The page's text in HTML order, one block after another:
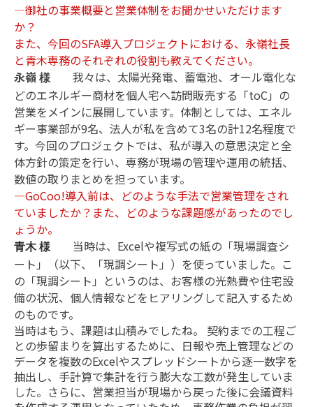
―御社の事業概要と営業体制をお聞かせいただけます
か？
また、今回のSFA導入プロジェクトにおける、 永嶺社長
と青木専務のそれぞれの役割も教えてください。
永嶺 様
我々は、太陽光発電、蓄電池、オール電化な
どのエネルギー商材を個人宅へ訪問販売する「toC」の
営業をメインに展開しています。体制としては、エネル
ギー事業部が9名、法人が私を含めて3名の計12名程度で
す。今回のプロジェクトでは、私が導入の意思決定と全
体方針の策定を行い、専務が現場の管理や運用の統括、
数値の取りまとめを担っています。
―GoCoo!導入前は、どのような手法で営業管理をされ
ていましたか？また、どのような課題感があったのでし
ょうか。
青木 様 当時は、Excelや複写式の紙の「現場調査シ
ート」（以下、「現調シート」）を使っていました。こ
の「現調シート」というのは、お客様の光熱費や住宅設
備の状況、個人情報などをヒアリングして記入するため
のものです。
当時はもう、課題は山積みでしたね。 契約までの工程ご
との歩留まりを算出するために、日報や売上管理などの
データを複数のExcelやスプレッドシートから逐一数字を
抽出し、手計算で集計を行う膨大な工数が発生していま
した。さらに、営業担当が現場から戻った後に会議資料